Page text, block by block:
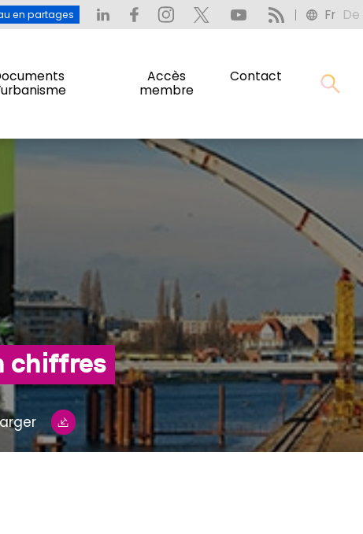
Accès
membre
Contact
en partages Fr De
: L’eau en partages Fr De
chiffres